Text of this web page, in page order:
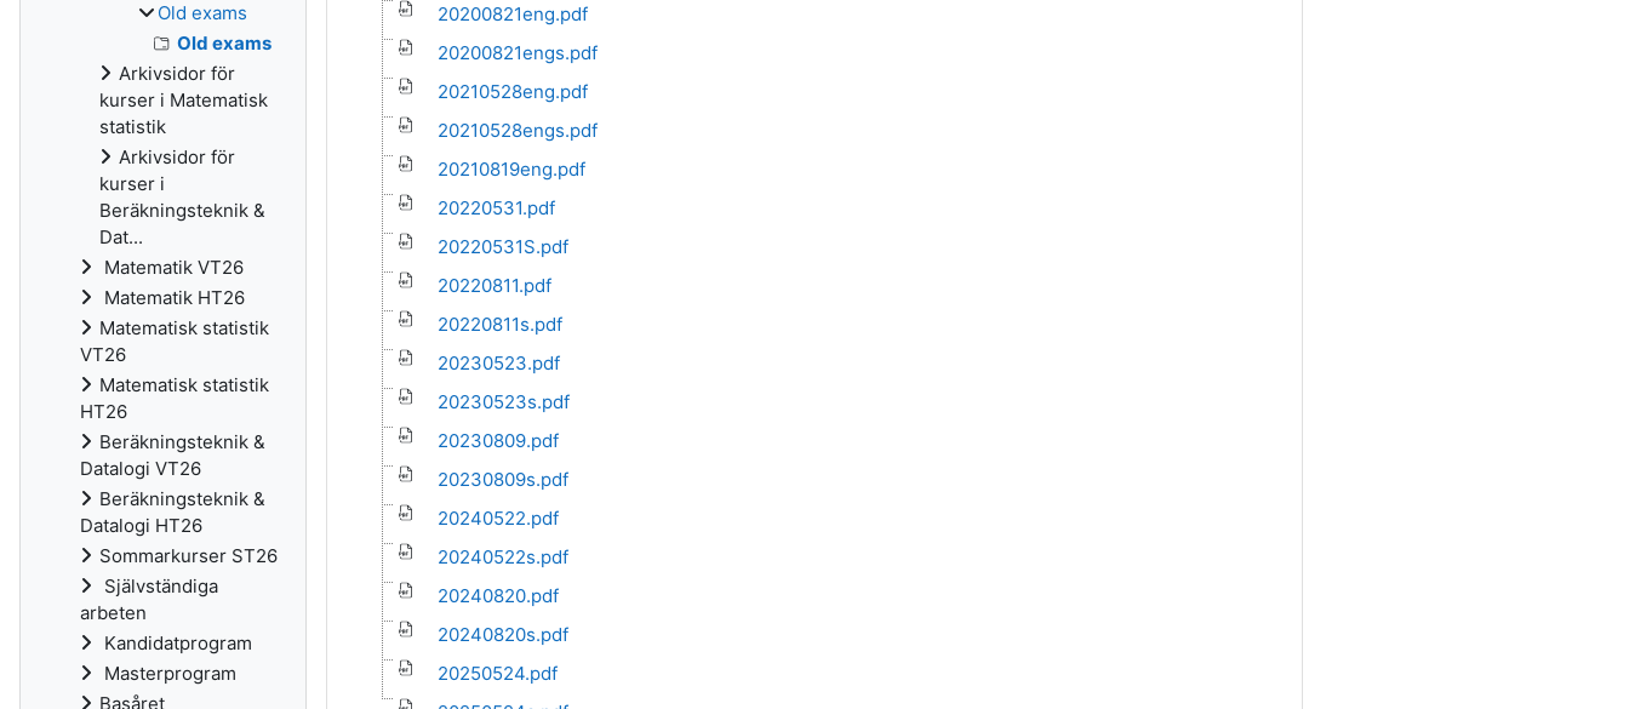
20200821eng.pdf
20200821engs.pdf
20210528eng.pdf
20210528engs.pdf
20210819eng.pdf
20220531.pdf
20220531S.pdf
20220811.pdf
20220811s.pdf
20230523.pdf
20230523s.pdf
20230809.pdf
20230809s.pdf
20240522.pdf
20240522s.pdf
20240820.pdf
20240820s.pdf
20250524.pdf
Old exams
Old exams
Arkivsidor för
kurser i Matematisk
statistik
Arkivsidor för
kurser i
Beräkningsteknik &
Dat...
Matematik VT26
Matematik HT26
Matematisk statistik
VT26
Matematisk statistik
HT26
Beräkningsteknik &
Datalogi VT26
Beräkningsteknik &
Datalogi HT26
Sommarkurser ST26
Självständiga
arbeten
Kandidatprogram
Masterprogram
Basåret